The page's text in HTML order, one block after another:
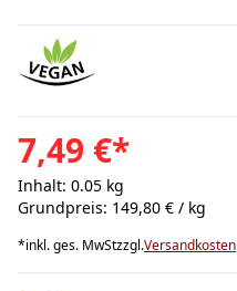
7,49 €*
Inhalt: 0.05 kg
Grundpreis: 149,80 € / kg
*inkl. ges. MwStzzgl.Versandkosten